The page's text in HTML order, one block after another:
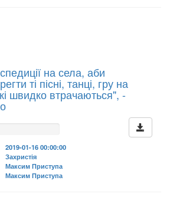
на села, аби
ті пісні, танці, гру на
швидко втрачаються", -
2019-01-16 00:00:00
Захристія
Максим Приступа
Максим Приступа